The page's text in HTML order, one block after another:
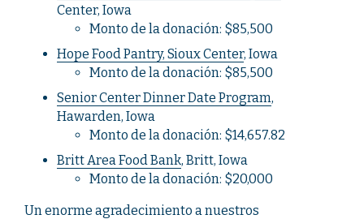
Center, Iowa
Monto de la donación: $85,500
Hope Food Pantry, Sioux Center, Iowa
Monto de la donación: $85,500
Senior Center Dinner Date Program,
Hawarden, Iowa
Monto de la donación: $14,657.82
Britt Area Food Bank, Britt, Iowa
Monto de la donación: $20,000
Un enorme agradecimiento a nuestros